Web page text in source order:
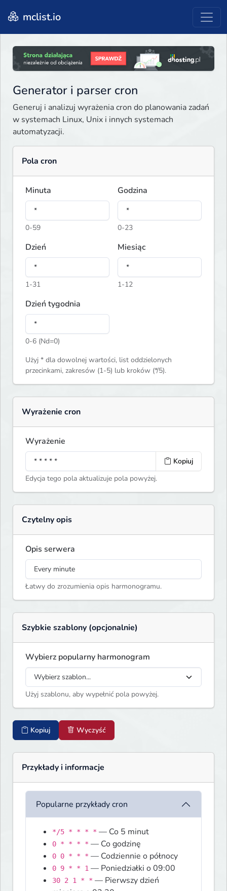
mclist.io
Generator i parser cron
Generuj i analizuj wyrażenia cron do planowania zadań
w systemach Linux, Unix i innych systemach
automatyzacji.
Pola cron
Minuta
0-59
Godzina
0-23
Dzień
1-31
Miesiąc
1-12
Dzień tygodnia
0-6 (Nd=0)
Użyj * dla dowolnej wartości, list oddzielonych
przecinkami, zakresów (1-5) lub kroków (*/5).
Wyrażenie cron
Wyrażenie
Kopiuj
Edycja tego pola aktualizuje pola powyżej.
Czytelny opis
Opis serwera
Łatwy do zrozumienia opis harmonogramu.
Szybkie szablony (opcjonalnie)
Wybierz popularny harmonogram
Użyj szablonu, aby wypełnić pola powyżej.
Kopiuj Wyczyść
Przykłady i informacje
Popularne przykłady cron
*/5 * * * * — Co 5 minut
0 * * * * — Co godzinę
0 0 * * * — Codziennie o północy
0 9 * * 1 — Poniedziałki o 09:00
30 2 1 * * — Pierwszy dzień